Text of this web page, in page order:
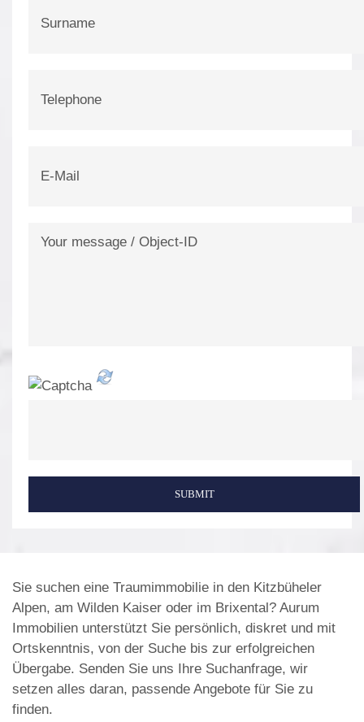
SUBMIT
Sie suchen eine Traumimmobilie in den Kitzbüheler
Alpen, am Wilden Kaiser oder im Brixental? Aurum
Immobilien unterstützt Sie persönlich, diskret und mit
Ortskenntnis, von der Suche bis zur erfolgreichen
Übergabe. Senden Sie uns Ihre Suchanfrage, wir
setzen alles daran, passende Angebote für Sie zu
finden.